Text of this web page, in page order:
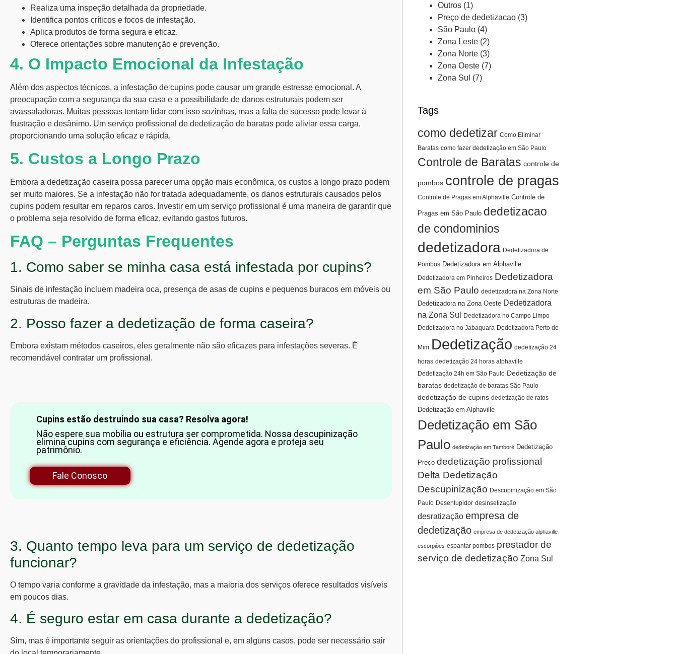
Realiza uma inspeção detalhada da propriedade.
Identifica pontos críticos e focos de infestação.
Aplica produtos de forma segura e eficaz.
Oferece orientações sobre manutenção e prevenção.
4. O Impacto Emocional da Infestação
Além dos aspectos técnicos, a infestação de cupins pode causar um grande estresse emocional. A
preocupação com a segurança da sua casa e a possibilidade de danos estruturais podem ser
avassaladoras. Muitas pessoas tentam lidar com isso sozinhas, mas a falta de sucesso pode levar à
frustração e desânimo. Um serviço profissional de dedetização de baratas pode aliviar essa carga,
proporcionando uma solução eficaz e rápida.
5. Custos a Longo Prazo
Embora a dedetização caseira possa parecer uma opção mais econômica, os custos a longo prazo podem
ser muito maiores. Se a infestação não for tratada adequadamente, os danos estruturais causados pelos
cupins podem resultar em reparos caros. Investir em um serviço profissional é uma maneira de garantir que
o problema seja resolvido de forma eficaz, evitando gastos futuros.
FAQ – Perguntas Frequentes
1. Como saber se minha casa está infestada por cupins?
Sinais de infestação incluem madeira oca, presença de asas de cupins e pequenos buracos em móveis ou
estruturas de madeira.
2. Posso fazer a dedetização de forma caseira?
Embora existam métodos caseiros, eles geralmente não são eficazes para infestações severas. É
recomendável contratar um profissional.
Cupins estão destruindo sua casa? Resolva agora!
Não espere sua mobília ou estrutura ser comprometida. Nossa descupinização
elimina cupins com segurança e eficiência. Agende agora e proteja seu
patrimônio.
Fale Conosco
3. Quanto tempo leva para um serviço de dedetização
funcionar?
O tempo varia conforme a gravidade da infestação, mas a maioria dos serviços oferece resultados visíveis
em poucos dias.
4. É seguro estar em casa durante a dedetização?
Sim, mas é importante seguir as orientações do profissional e, em alguns casos, pode ser necessário sair
Outros (1)
Preço de dedetizacao (3)
São Paulo (4)
Zona Leste (2)
Zona Norte (3)
Zona Oeste (7)
Zona Sul (7)
Tags
como dedetizar Como Eliminar
Baratas como fazer dedetização em São Paulo
Controle de Baratas controle de
pombos controle de pragas
Controle de Pragas em Alphaville Controle de
Pragas em São Paulo dedetizacao
de condominios
dedetizadora Dedetizadora de
Pombos Dedetizadora em Alphaville
Dedetizadora em Pinheiros Dedetizadora
em São Paulo dedetizadora na Zona Norte
Dedetizadora na Zona Oeste Dedetizadora
na Zona Sul
Dedetizadora no Campo Limpo
Dedetizadora no Jabaquara Dedetizadora Perto de
Mim Dedetização dedetização 24
horas dedetização 24 horas alphaville
Dedetização 24h em São Paulo Dedetização de
baratas dedetização de baratas São Paulo
dedetização de cupins dedetização de ratos
Dedetização em Alphaville
Dedetização em São
Paulo dedetização em Tamboré Dedetização
Preço dedetização profissional
Delta Dedetização
Descupinização Descupinização em São
Paulo Desentupidor desinsetização
desratização empresa de
dedetização empresa de dedetização alphaville
escorpiões espantar pombos prestador de
serviço de dedetização Zona Sul